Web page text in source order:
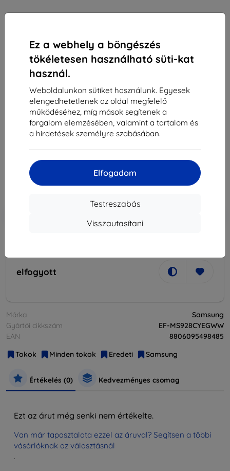
Ez a webhely a böngészés
tökéletesen használható süti-kat
használ.
Weboldalunkon sütiket használunk. Egyesek
elengedhetetlenek az oldal megfelelő
működéséhez, míg mások segítenek a
forgalom elemzésében, valamint a tartalom és
a hirdetések személyre szabásában.
Elfogadom
Testreszabás
Visszautasítani
Samsung EF-MS928CYEGWW tok S24 Ultra S928
sárga (EF-MS928CYEGWW)
Alkalmas: Samsung Galaxy S24 Ultra
2 890 Ft
2 601 Ft
elfogyott
Márka
Samsung
Gyártói cikkszám
EF-MS928CYEGWW
EAN
8806095498485
Tokok
Minden tokok Eredeti Samsung
Értékelés (0) Kedvezményes csomag
Ezt az árut még senki nem értékelte.
Van már tapasztalata ezzel az áruval? Segítsen a többi
vásárlóknak az választásnál
.